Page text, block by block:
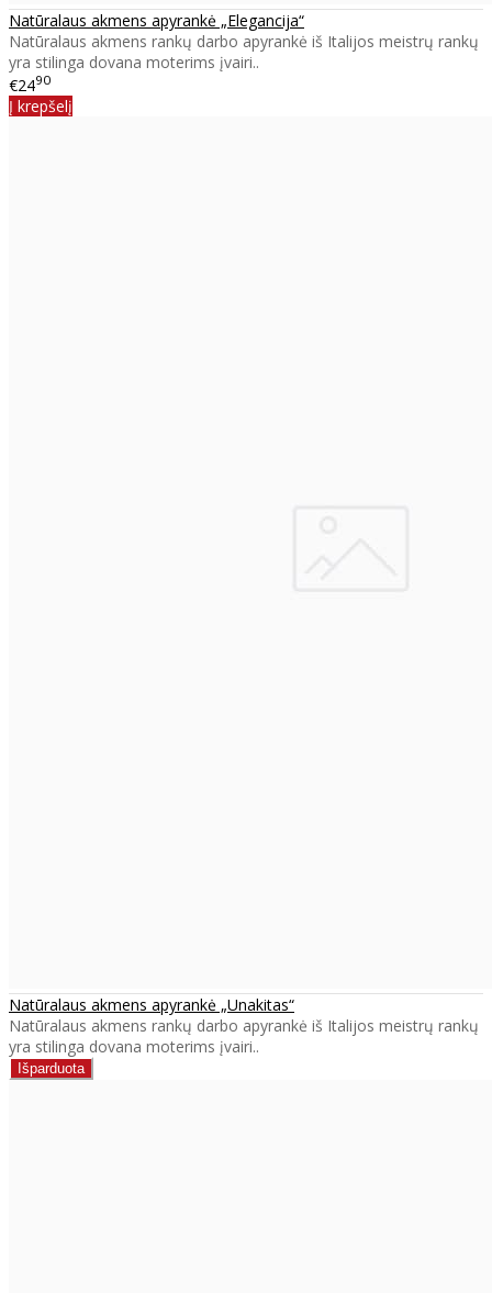
Natūralaus akmens apyrankė „Elegancija“
Natūralaus akmens rankų darbo apyrankė iš Italijos meistrų rankų
yra stilinga dovana moterims įvairi..
€2490
Į krepšelį
Natūralaus akmens apyrankė „Unakitas“
Natūralaus akmens rankų darbo apyrankė iš Italijos meistrų rankų
yra stilinga dovana moterims įvairi..